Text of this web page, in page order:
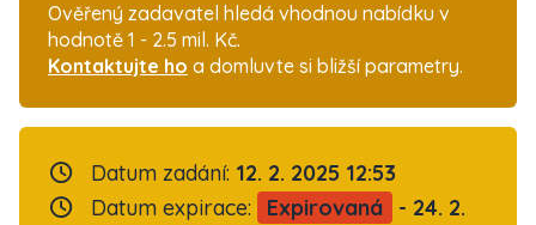
Ověřený zadavatel hledá vhodnou nabídku v
hodnotě 1 - 2.5 mil. Kč.
Kontaktujte ho a domluvte si bližší parametry.
Datum zadání: 12. 2. 2025 12:53
Datum expirace:
Expirovaná
- 24. 2.